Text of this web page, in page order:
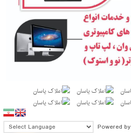
Powered by